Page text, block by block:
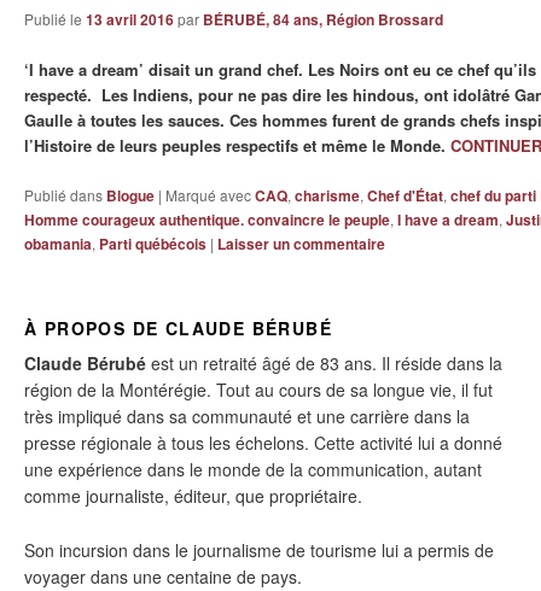
Publié le 13 avril 2016par BÉRUBÉ, 84 ans, Région Brossard
‘I have a dream’ disait un grand chef. Les Noirs ont eu ce chef
respecté. Les Indiens, pour ne pas dire les hindous, ont idolâtré
Gaulle à toutes les sauces. Ces hommes furent de grands chefs
l’Histoire de leurs peuples respectifs et même le Monde.
Publié dans Blogue | Marqué avecCAQ, charisme, Chef d'État, chef du parti
Homme courageux authentique. convaincre le peuple, I have a dream,
obamania, Parti québécois | Laisser un commentaire
À PROPOS DE CLAUDE BÉRUBÉ
Claude Bérubé est un retraité âgé de 83 ans. Il réside dans la
région de la Montérégie. Tout au cours de sa longue vie, il fut
très impliqué dans sa communauté et une carrière dans la
presse régionale à tous les échelons. Cette activité lui a donné
une expérience dans le monde de la communication, autant
comme journaliste, éditeur, que propriétaire.
Son incursion dans le journalisme de tourisme lui a permis de
voyager dans une centaine de pays.